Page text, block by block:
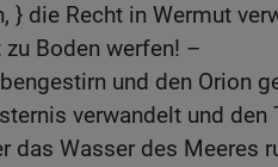
} die Recht in Wermut
Boden werfen! –
und den Orion
verwandelt und den
das Wasser des Meeres